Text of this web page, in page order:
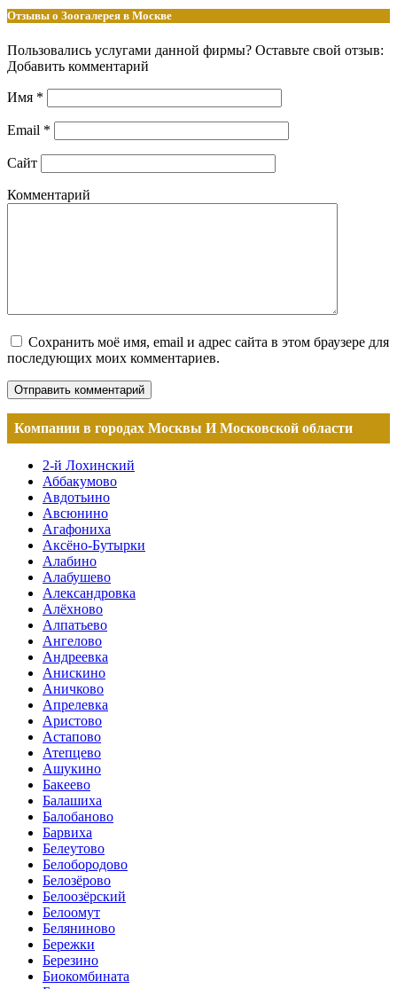
Отзывы о Зоогалерея в Москве
Пользовались услугами данной фирмы? Оставьте свой отзыв:
Добавить комментарий
Имя *
Email *
Сайт
Комментарий
Сохранить моё имя, email и адрес сайта в этом браузере для
последующих моих комментариев.
Компании в городах Москвы И Московской области
2-й Лохинский
Аббакумово
Авдотьино
Авсюнино
Агафониха
Аксёно-Бутырки
Алабино
Алабушево
Александровка
Алёхново
Алпатьево
Ангелово
Андреевка
Анискино
Аничково
Апрелевка
Аристово
Астапово
Атепцево
Ашукино
Бакеево
Балашиха
Балобаново
Барвиха
Белеутово
Белобородово
Белозёрово
Белоозёрский
Белоомут
Беляниново
Бережки
Березино
Биокомбината